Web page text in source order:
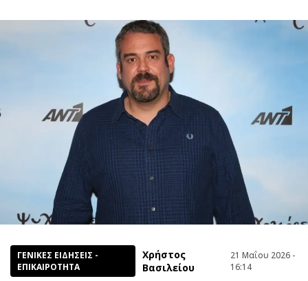
ΓΕΝΙΚΕΣ ΕΙΔΗΣΕΙΣ -
ΕΠΙΚΑΙΡΟΤΗΤΑ
Χρήστος
Βασιλείου
21 Μαΐου 2026 -
16:14